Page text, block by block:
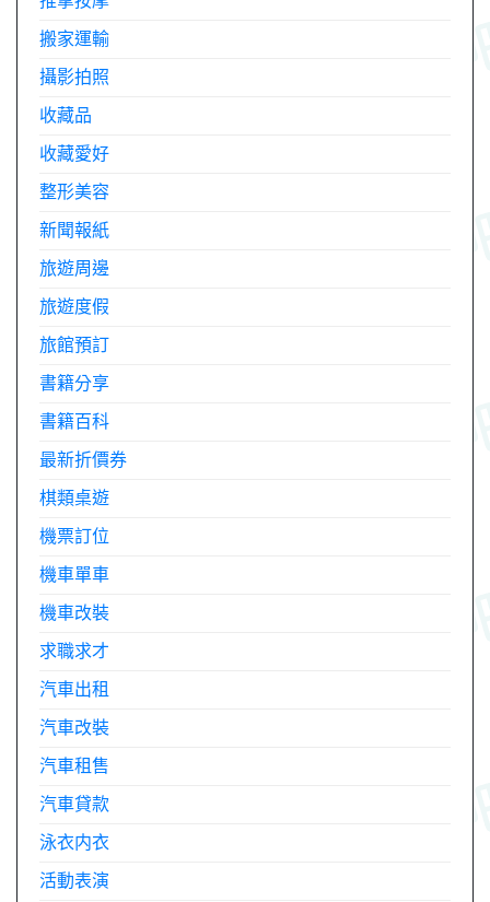
搬家運輸
攝影拍照
收藏品
收藏愛好
整形美容
新聞報紙
旅遊周邊
旅遊度假
旅館預訂
書籍分享
書籍百科
最新折價券
棋類桌遊
機票訂位
機車單車
機車改裝
求職求才
汽車出租
汽車改裝
汽車租售
汽車貸款
泳衣内衣
活動表演